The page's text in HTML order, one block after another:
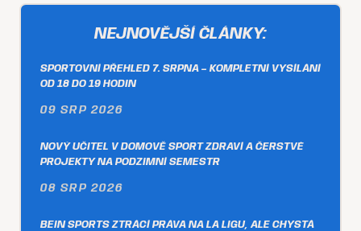
NEJNOVĚJŠÍ ČLÁNKY:
SPORTOVNÍ PŘEHLED 7. SRPNA – KOMPLETNÍ VYSÍLÁNÍ
OD 18 DO 19 HODIN
09 SRP 2026
NOVÝ UČITEL V DOMOVĚ SPORT ZDRAVÍ A ČERSTVÉ
PROJEKTY NA PODZIMNÍ SEMESTR
08 SRP 2026
BEIN SPORTS ZTRÁCÍ PRÁVA NA LA LIGU, ALE CHYSTÁ